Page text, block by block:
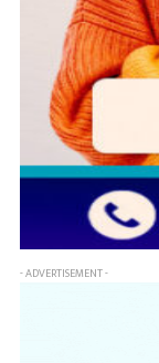
- ADVERTISEMENT -